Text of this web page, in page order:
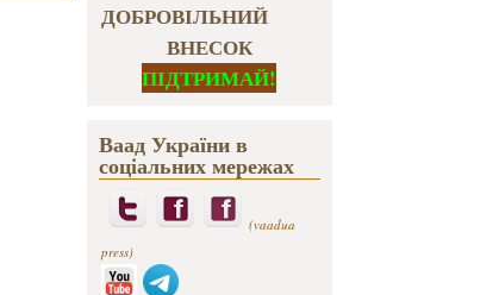
ДОБРОВІЛЬНИЙ
ВНЕСОК
ПІДТРИМАЙ!
Ваад України в
соціальних мережах
(vaadua
press)